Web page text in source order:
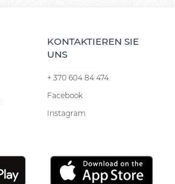
KONTAKTIEREN SIE
UNS
+ 370 604 84 474
Facebook
Instagram